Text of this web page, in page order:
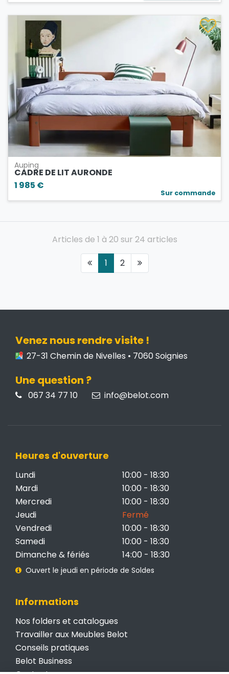
Auping
CADRE DE LIT AURONDE
1 985 €
Sur commande
Articles de 1 à 20 sur 24 articles
1
2
Venez nous rendre visite !
27-31 Chemin de Nivelles • 7060 Soignies
Une question ?
067 34 77 10 info@belot.com
Heures d'ouverture
Lundi
10:00 - 18:30
Mardi
10:00 - 18:30
Mercredi
10:00 - 18:30
Jeudi
Fermé
Vendredi
10:00 - 18:30
Samedi
10:00 - 18:30
Dimanche & fériés
14:00 - 18:30
Ouvert le jeudi en période de Soldes
Informations
Nos folders et catalogues
Travailler aux Meubles Belot
Conseils pratiques
Belot Business